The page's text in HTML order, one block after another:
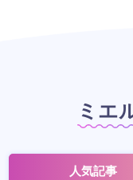
ミエ
人気記事